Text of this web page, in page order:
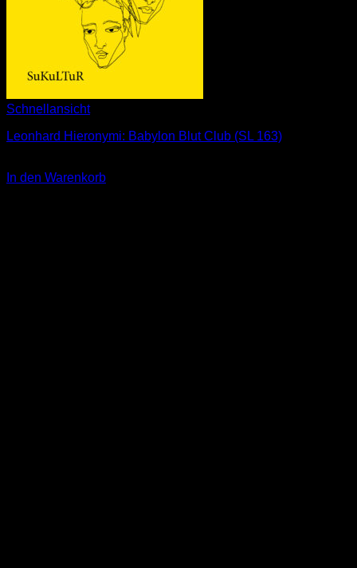
Schnellansicht
Leonhard Hieronymi: Babylon Blut Club (SL 163)
In den Warenkorb